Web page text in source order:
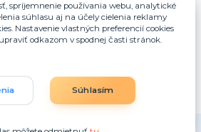
spríjemnenie používania webu, analytické
súhlasu aj na účely cielenia reklamy
Nastavenie vlastných preferencií cookies
odkazom v spodnej časti stránok.
Súhlasím